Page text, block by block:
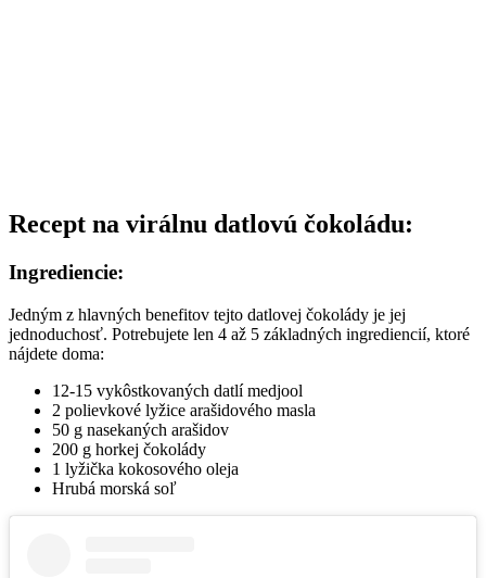
Recept na virálnu datlovú čokoládu:
Ingrediencie:
Jedným z hlavných benefitov tejto datlovej čokolády je jej
jednoduchosť. Potrebujete len 4 až 5 základných ingrediencií, ktoré
nájdete doma:
12-15 vykôstkovaných datlí medjool
2 polievkové lyžice arašidového masla
50 g nasekaných arašidov
200 g horkej čokolády
1 lyžička kokosového oleja
Hrubá morská soľ